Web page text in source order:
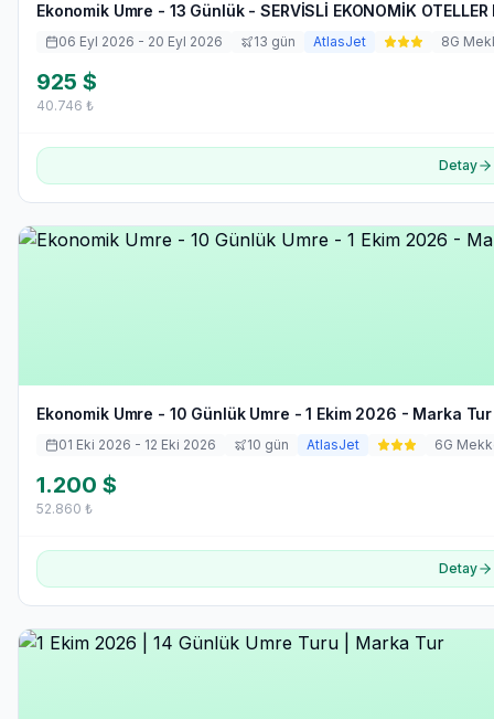
Ekonomik Umre - 13 Günlük - SERVİSLİ EKONOMİK
06 Eyl 2026 - 20 Eyl 2026 13 gün AtlasJet 8G
925 $
40.746 ₺
Detay
Ekonomik Umre - 10 Günlük Umre - 1 Ekim 2026 - Marka Tur
01 Eki 2026 - 12 Eki 2026 10 gün AtlasJet 6G
1.200 $
52.860 ₺
Detay